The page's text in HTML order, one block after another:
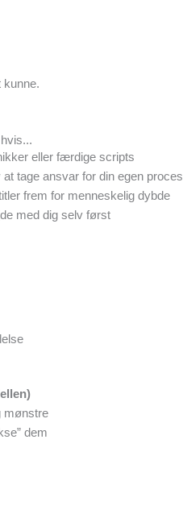
kunne.
eller færdige scripts
tage ansvar for din egen proces
frem for menneskelig dybde
med dig selv først
mønstre
dem